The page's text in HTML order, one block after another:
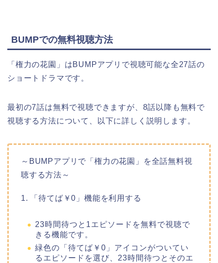
BUMPでの無料視聴方法
「権力の花園」はBUMPアプリで視聴可能な全27話の
ショートドラマです。
最初の7話は無料で視聴できますが、8話以降も無料で
視聴する方法について、以下に詳しく説明します。
～BUMPアプリで「権力の花園」を全話無料視
聴する方法～
1. 「待てば￥0」機能を利用する
23時間待つと1エピソードを無料で視聴で
きる機能です。
緑色の「待てば￥0」アイコンがついてい
るエピソードを選び、23時間待つとそのエ